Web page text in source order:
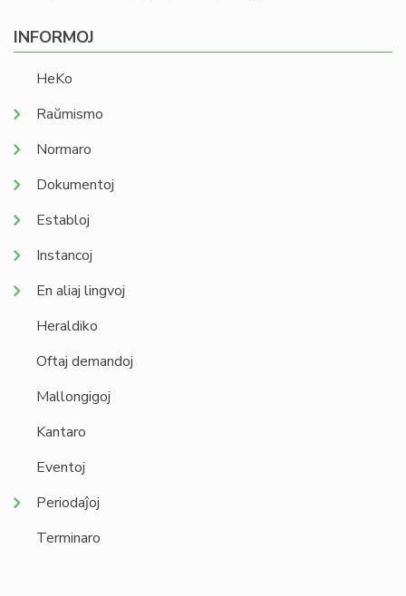
INFORMOJ
HeKo
Raŭmismo
Normaro
Dokumentoj
Establoj
Instancoj
En aliaj lingvoj
Heraldiko
Oftaj demandoj
Mallongigoj
Kantaro
Eventoj
Periodaĵoj
Terminaro